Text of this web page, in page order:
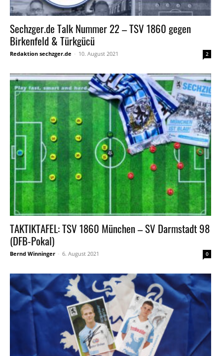
Sechzger.de Talk Nummer 22 – TSV 1860 gegen
Birkenfeld & Türkgücü
Redaktion sechzger.de - 10. August 2021 2
TAKTIKTAFEL: TSV 1860 München – SV Darmstadt 98
(DFB-Pokal)
Bernd Winninger - 6. August 2021 0